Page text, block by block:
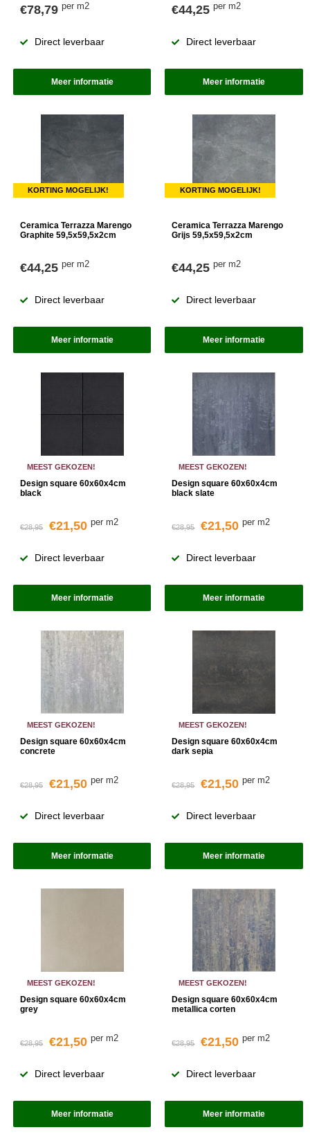
€78,79 per m2
Direct leverbaar
Meer informatie
€44,25per m2
Direct leverbaar
Meer informatie
KORTING MOGELIJK!
Ceramica Terrazza Marengo
Graphite 59,5x59,5x2cm
€44,25 per m2
Direct leverbaar
Meer informatie
KORTING MOGELIJK!
Ceramica Terrazza Marengo
Grijs 59,5x59,5x2cm
€44,25per m2
Direct leverbaar
Meer informatie
MEEST GEKOZEN!
Design square 60x60x4cm
black
€28,95 €21,50 per m2
Direct leverbaar
Meer informatie
MEEST GEKOZEN!
Design square 60x60x4cm
black slate
€28,95 €21,50 per m2
Direct leverbaar
Meer informatie
MEEST GEKOZEN!
Design square 60x60x4cm
concrete
€28,95 €21,50 per m2
Direct leverbaar
Meer informatie
MEEST GEKOZEN!
Design square 60x60x4cm
dark sepia
€28,95 €21,50 per m2
Direct leverbaar
Meer informatie
MEEST GEKOZEN!
Design square 60x60x4cm
grey
€28,95 €21,50 per m2
Direct leverbaar
Meer informatie
MEEST GEKOZEN!
Design square 60x60x4cm
metallica corten
€28,95 €21,50 per m2
Direct leverbaar
Meer informatie